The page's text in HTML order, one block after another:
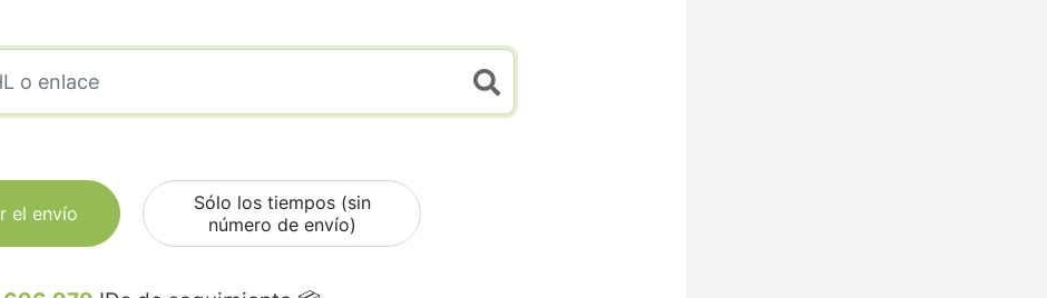
el envío
Sólo los tiempos (sin
número de envío)